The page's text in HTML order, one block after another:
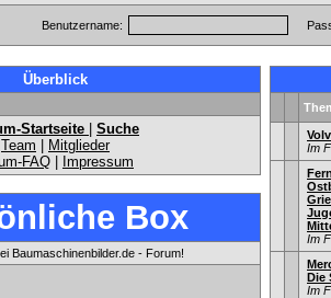
Benutzername:
Überblick
Startseite
Suche
Team
Mitglieder
FAQ
Impressum
Box
Baumaschinenbilder.de - Forum!
Im
Im
Die
Im